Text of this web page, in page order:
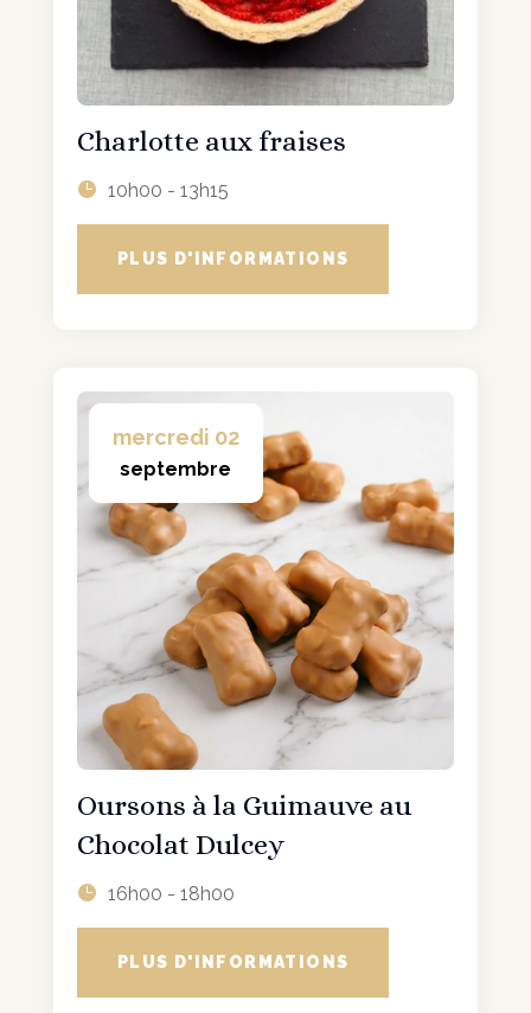
Charlotte aux fraises
10h00 - 13h15
PLUS D'INFORMATIONS
mercredi 02
septembre
Oursons à la Guimauve au
Chocolat Dulcey
16h00 - 18h00
PLUS D'INFORMATIONS